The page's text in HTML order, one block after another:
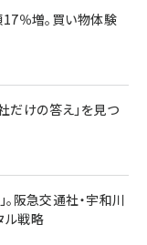
号 No.2502[2026
めた株式投資
ルのデザイン
17％増。買い物体験
だけの答え」を見つ
。阪急交通社・宇和川
ル戦略